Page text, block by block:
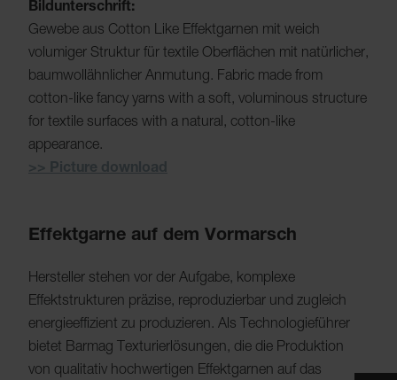
Bildunterschrift:
Gewebe aus Cotton Like Effektgarnen mit weich
volumiger Struktur für textile Oberflächen mit natürlicher,
baumwollähnlicher Anmutung. Fabric made from
cotton-like fancy yarns with a soft, voluminous structure
for textile surfaces with a natural, cotton-like
appearance.
>> Picture download
Effektgarne auf dem Vormarsch
Hersteller stehen vor der Aufgabe, komplexe
Effektstrukturen präzise, reproduzierbar und zugleich
energieeffizient zu produzieren. Als Technologieführer
bietet Barmag Texturierlösungen, die die Produktion
von qualitativ hochwertigen Effektgarnen auf das